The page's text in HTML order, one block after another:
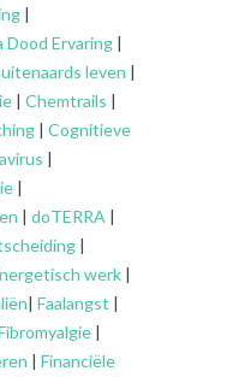
|
Dood Ervaring |
leven |
| Chemtrails |
| Cognitieve
|
|
| doTERRA |
|
werk |
| Faalangst |
|
| Financiële